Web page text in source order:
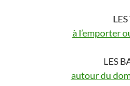
à l’emporter
LES
autour du